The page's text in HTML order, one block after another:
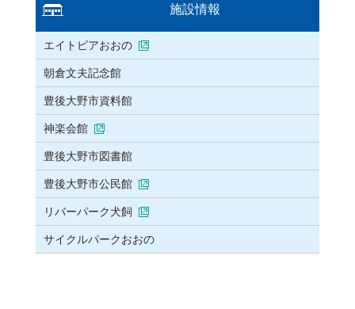
施設情報
エイトピアおおの
朝倉文夫記念館
豊後大野市資料館
神楽会館
豊後大野市図書館
豊後大野市公民館
リバーパーク犬飼
サイクルパークおおの